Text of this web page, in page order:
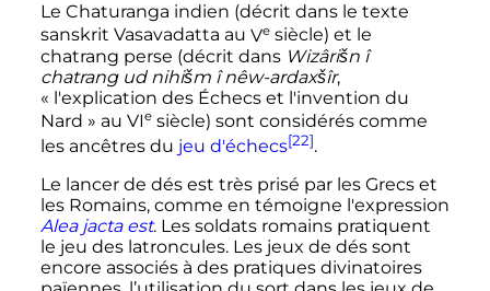
Le Chaturanga indien (décrit dans le texte
sanskrit Vasavadatta au Ve siècle) et le
chatrang perse (décrit dans Wizârišn î
chatrang ud nihišm î nêw-ardaxšîr,
« l'explication des Échecs et l'invention du
Nard » au VIe siècle) sont considérés comme
les ancêtres du jeu d'échecs[22].
Le lancer de dés est très prisé par les Grecs et
les Romains, comme en témoigne l'expression
Alea jacta est. Les soldats romains pratiquent
le jeu des latroncules. Les jeux de dés sont
encore associés à des pratiques divinatoires